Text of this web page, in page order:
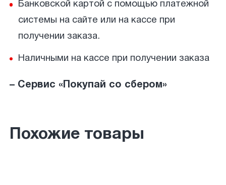
Банковской картой с помощью платежной
системы на сайте или на кассе при
получении заказа.
Наличными на кассе при получении заказа
– Сервис «Покупай со сбером»
Похожие товары